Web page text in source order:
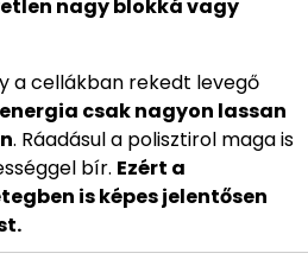
nagy blokká vagy
a cellákban rekedt levegő
csak nagyon lassan
. Ráadásul a polisztirol maga is
bír. Ezért a
is képes jelentősen